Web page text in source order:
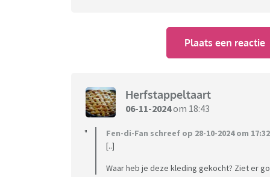
Plaats een reactie
Herfstappeltaart
06-11-2024om 18:43
Fen-di-Fan schreef op 28-10-2024 om
[..]
Waar heb je deze kleding gekocht? Ziet er